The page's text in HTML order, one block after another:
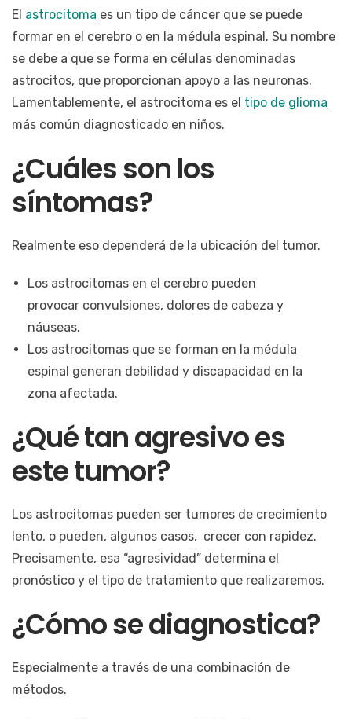
El astrocitoma es un tipo de cáncer que se puede
formar en el cerebro o en la médula espinal. Su nombre
se debe a que se forma en células denominadas
astrocitos, que proporcionan apoyo a las neuronas.
Lamentablemente, el astrocitoma es el tipo de glioma
más común diagnosticado en niños.
¿Cuáles son los
síntomas?
Realmente eso dependerá de la ubicación del tumor.
Los astrocitomas en el cerebro pueden
provocar convulsiones, dolores de cabeza y
náuseas.
Los astrocitomas que se forman en la médula
espinal generan debilidad y discapacidad en la
zona afectada.
¿Qué tan agresivo es
este tumor?
Los astrocitomas pueden ser tumores de crecimiento
lento, o pueden, algunos casos, crecer con rapidez.
Precisamente, esa “agresividad” determina el
pronóstico y el tipo de tratamiento que realizaremos.
¿Cómo se diagnostica?
Especialmente a través de una combinación de
métodos.